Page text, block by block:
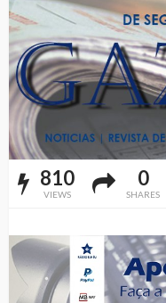
810
VIEWS
0
SHARES